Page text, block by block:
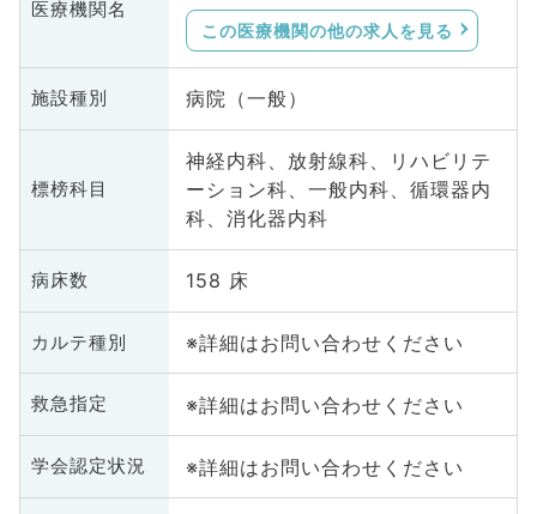
医療機関名
この医療機関の他の求人を見る
施設種別 病院（一般）
標榜科目
神経内科、放射線科、リハビリテ
ーション科、一般内科、循環器内
科、消化器内科
病床数 158 床
カルテ種別 ※詳細はお問い合わせください
救急指定 ※詳細はお問い合わせください
学会認定状況 ※詳細はお問い合わせください